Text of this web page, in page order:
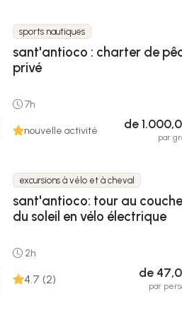
sports nautiques
sant'antioco : charter de
privé
7h
nouvelle activité de
par
excursions à vélo et à cheval
sant'antioco: tour au
du soleil en vélo électrique
2h
4.7 (2) de
par